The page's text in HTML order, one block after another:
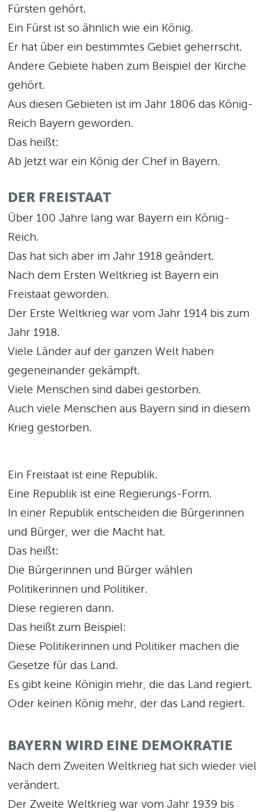
Fürsten gehört.
Ein Fürst ist so ähnlich wie ein König.
Er hat über ein bestimmtes Gebiet geherrscht.
Andere Gebiete haben zum Beispiel der Kirche
gehört.
Aus diesen Gebieten ist im Jahr 1806 das König-
Reich Bayern geworden.
Das heißt:
Ab jetzt war ein König der Chef in Bayern.
DER FREISTAAT
Über 100 Jahre lang war Bayern ein König-
Reich.
Das hat sich aber im Jahr 1918 geändert.
Nach dem Ersten Weltkrieg ist Bayern ein
Freistaat geworden.
Der Erste Weltkrieg war vom Jahr 1914 bis zum
Jahr 1918.
Viele Länder auf der ganzen Welt haben
gegeneinander gekämpft.
Viele Menschen sind dabei gestorben.
Auch viele Menschen aus Bayern sind in diesem
Krieg gestorben.
Ein Freistaat ist eine Republik.
Eine Republik ist eine Regierungs-Form.
In einer Republik entscheiden die Bürgerinnen
und Bürger, wer die Macht hat.
Das heißt:
Die Bürgerinnen und Bürger wählen
Politikerinnen und Politiker.
Diese regieren dann.
Das heißt zum Beispiel:
Diese Politikerinnen und Politiker machen die
Gesetze für das Land.
Es gibt keine Königin mehr, die das Land regiert.
Oder keinen König mehr, der das Land regiert.
BAYERN WIRD EINE DEMOKRATIE
Nach dem Zweiten Weltkrieg hat sich wieder viel
verändert.
Der Zweite Weltkrieg war vom Jahr 1939 bis